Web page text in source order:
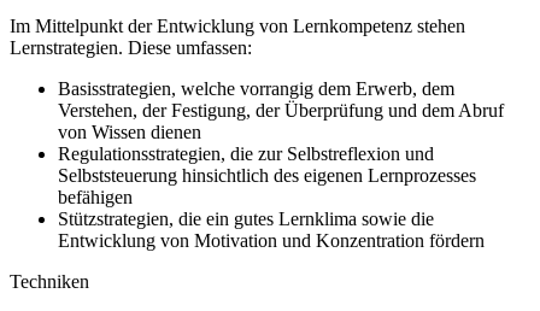
Im Mittelpunkt der Entwicklung von Lernkompetenz stehen
Lernstrategien. Diese umfassen:
Basisstrategien, welche vorrangig dem Erwerb, dem
Verstehen, der Festigung, der Überprüfung und dem Abruf
von Wissen dienen
Regulationsstrategien, die zur Selbstreflexion und
Selbststeuerung hinsichtlich des eigenen Lernprozesses
befähigen
Stützstrategien, die ein gutes Lernklima sowie die
Entwicklung von Motivation und Konzentration fördern
Techniken